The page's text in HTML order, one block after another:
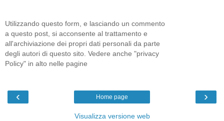
Utilizzando questo form, e lasciando un commento
a questo post, si acconsente al trattamento e
all'archiviazione dei propri dati personali da parte
degli autori di questo sito. Vedere anche "privacy
Policy" in alto nelle pagine
‹ ›
Home page
Visualizza versione web